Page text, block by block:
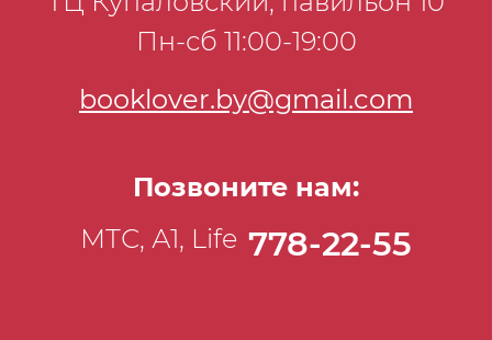
Пн-сб 11:00-19:00
booklover.by@gmail.com
Позвоните нам:
МТС, А1, Life 778-22-55